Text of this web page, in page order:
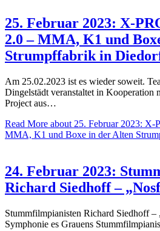
25. Februar 2023: X-
2.0 – MMA, K1 und
Strumpffabrik in
Am 25.02.2023 ist es wieder soweit.
Dingelstädt veranstaltet in Kooperation
Project aus…
Read More about 25. Februar 2023:
MMA, K1 und Boxe in der Alten
24. Februar 2023:
Richard Siedhoff –
Stummfilmpianisten Richard Siedhoff –
Symphonie es Grauens